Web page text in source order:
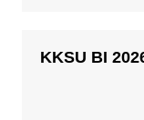
KKSU BI